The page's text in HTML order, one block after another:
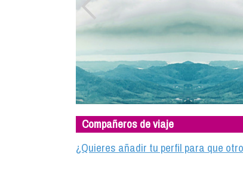
Compañeros de viaje
¿Quieres añadir tu perfil para que